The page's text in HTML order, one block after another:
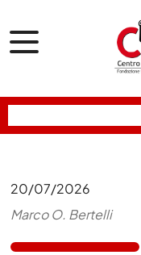
20/07/2026
Marco O. Bertelli